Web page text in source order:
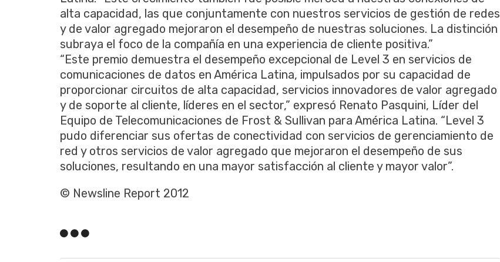
alta capacidad, las que conjuntamente con nuestros servicios de gestión de redes
y de valor agregado mejoraron el desempeño de nuestras soluciones. La distinción
subraya el foco de la compañía en una experiencia de cliente positiva.”
“Este premio demuestra el desempeño excepcional de Level 3 en servicios de
comunicaciones de datos en América Latina, impulsados por su capacidad de
proporcionar circuitos de alta capacidad, servicios innovadores de valor agregado
y de soporte al cliente, líderes en el sector,” expresó Renato Pasquini, Líder del
Equipo de Telecomunicaciones de Frost & Sullivan para América Latina. “Level 3
pudo diferenciar sus ofertas de conectividad con servicios de gerenciamiento de
red y otros servicios de valor agregado que mejoraron el desempeño de sus
soluciones, resultando en una mayor satisfacción al cliente y mayor valor”.
© Newsline Report 2012